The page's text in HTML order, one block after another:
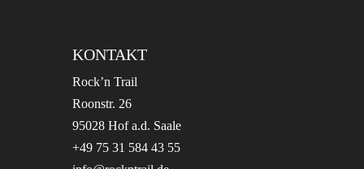
KONTAKT
Rock’n Trail
Roonstr. 26
95028 Hof a.d. Saale
+49 75 31 584 43 55